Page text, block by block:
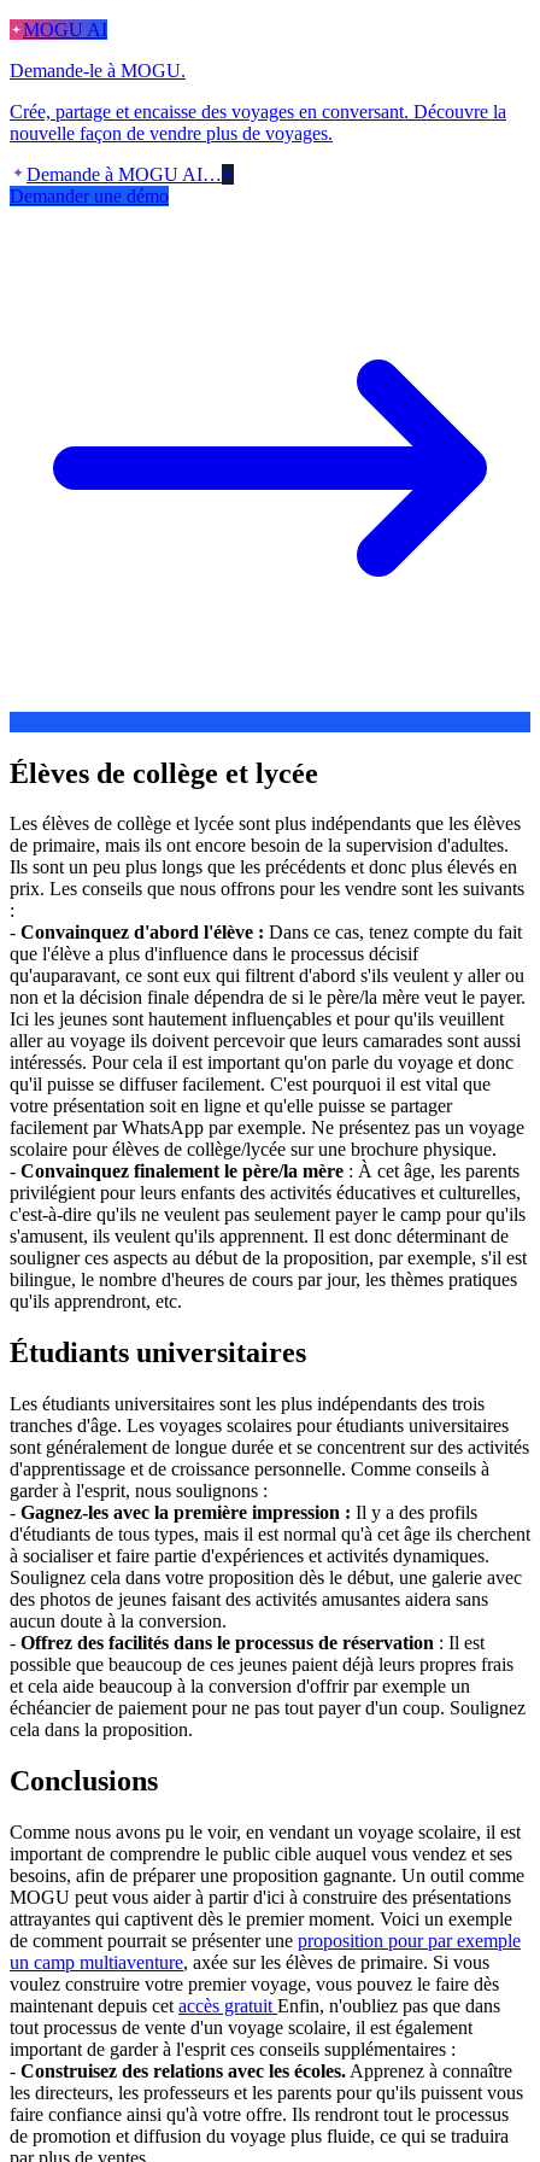
MOGU AI
Demande-le à MOGU.
Crée, partage et encaisse des voyages en conversant. Découvre la
nouvelle façon de vendre plus de voyages.
Demande à MOGU AI…
Demander une démo
Élèves de collège et lycée
Les élèves de collège et lycée sont plus indépendants que les élèves
de primaire, mais ils ont encore besoin de la supervision d'adultes.
Ils sont un peu plus longs que les précédents et donc plus élevés en
prix. Les conseils que nous offrons pour les vendre sont les suivants
:
- Convainquez d'abord l'élève : Dans ce cas, tenez compte du fait
que l'élève a plus d'influence dans le processus décisif
qu'auparavant, ce sont eux qui filtrent d'abord s'ils veulent y aller ou
non et la décision finale dépendra de si le père/la mère veut le payer.
Ici les jeunes sont hautement influençables et pour qu'ils veuillent
aller au voyage ils doivent percevoir que leurs camarades sont aussi
intéressés. Pour cela il est important qu'on parle du voyage et donc
qu'il puisse se diffuser facilement. C'est pourquoi il est vital que
votre présentation soit en ligne et qu'elle puisse se partager
facilement par WhatsApp par exemple. Ne présentez pas un voyage
scolaire pour élèves de collège/lycée sur une brochure physique.
- Convainquez finalement le père/la mère : À cet âge, les parents
privilégient pour leurs enfants des activités éducatives et culturelles,
c'est-à-dire qu'ils ne veulent pas seulement payer le camp pour qu'ils
s'amusent, ils veulent qu'ils apprennent. Il est donc déterminant de
souligner ces aspects au début de la proposition, par exemple, s'il est
bilingue, le nombre d'heures de cours par jour, les thèmes pratiques
qu'ils apprendront, etc.
Étudiants universitaires
Les étudiants universitaires sont les plus indépendants des trois
tranches d'âge. Les voyages scolaires pour étudiants universitaires
sont généralement de longue durée et se concentrent sur des activités
d'apprentissage et de croissance personnelle. Comme conseils à
garder à l'esprit, nous soulignons :
- Gagnez-les avec la première impression : Il y a des profils
d'étudiants de tous types, mais il est normal qu'à cet âge ils cherchent
à socialiser et faire partie d'expériences et activités dynamiques.
Soulignez cela dans votre proposition dès le début, une galerie avec
des photos de jeunes faisant des activités amusantes aidera sans
aucun doute à la conversion.
- Offrez des facilités dans le processus de réservation : Il est
possible que beaucoup de ces jeunes paient déjà leurs propres frais
et cela aide beaucoup à la conversion d'offrir par exemple un
échéancier de paiement pour ne pas tout payer d'un coup. Soulignez
cela dans la proposition.
Conclusions
Comme nous avons pu le voir, en vendant un voyage scolaire, il est
important de comprendre le public cible auquel vous vendez et ses
besoins, afin de préparer une proposition gagnante. Un outil comme
MOGU peut vous aider à partir d'ici à construire des présentations
attrayantes qui captivent dès le premier moment. Voici un exemple
de comment pourrait se présenter une proposition pour par exemple
un camp multiaventure, axée sur les élèves de primaire. Si vous
voulez construire votre premier voyage, vous pouvez le faire dès
maintenant depuis cet accès gratuit Enfin, n'oubliez pas que dans
tout processus de vente d'un voyage scolaire, il est également
important de garder à l'esprit ces conseils supplémentaires :
- Construisez des relations avec les écoles. Apprenez à connaître
les directeurs, les professeurs et les parents pour qu'ils puissent vous
faire confiance ainsi qu'à votre offre. Ils rendront tout le processus
de promotion et diffusion du voyage plus fluide, ce qui se traduira
par plus de ventes.